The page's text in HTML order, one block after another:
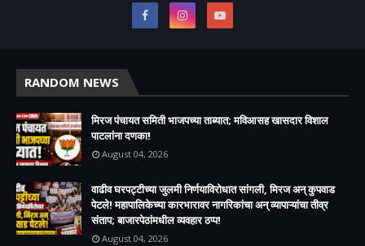
RANDOM NEWS
मिरज पंचायत समिती भाजपच्या ताब्यात; मविआसह खासदार विशाल
पाटलांना दणका!
August 04, 2026
वाढीव घरपट्टीच्या जुलमी निर्णयाविरोधात सांगली, मिरज अन् कुपवाड
पेटले! महापालिकेच्या कारभारावर नागरिकांचा अन् व्यापाऱ्यांचा तीव्र
संताप; बाजारपेठांमधील व्यवहार ठप्प!​
August 04, 2026